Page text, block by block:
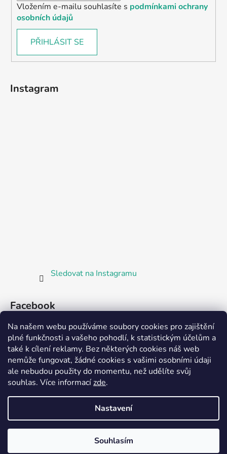
Na našem webu používáme soubory cookies pro zajištění
plné funkčnosti a vašeho pohodlí, k statistickým účelům a
také k cílení reklamy. Bez některých cookies náš web
nemůže fungovat, žádné cookies s vašimi osobními údaji
ale nebudou použity do momentu, než udělíte svůj
souhlas. Více informacízde.
Nastavení
Souhlasím
Vložením e-mailu souhlasíte s podmínkami ochrany
osobních údajů
PŘIHLÁSIT SE
Instagram
Sledovat na Instagramu
Facebook
Partnerská prodejna Barefoot Plzeň
Vytvořil Shoptet
Bosorka Plzeň